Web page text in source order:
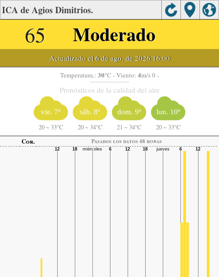
ICA de Agios Dimitrios.
65 Moderado
Actualizado el 6 de ago. de 2026 16:00
Temperatura.: 30°C - Viento: 4m/s 0 -
Pronósticos de la calidad del aire
vie. 7º
20 ~ 33°C
sáb. 8º
20 ~ 34°C
dom. 9º
21 ~ 34°C
lun. 10º
20 ~ 33°C
Cor.
Pasados ​​los datos 48 horas